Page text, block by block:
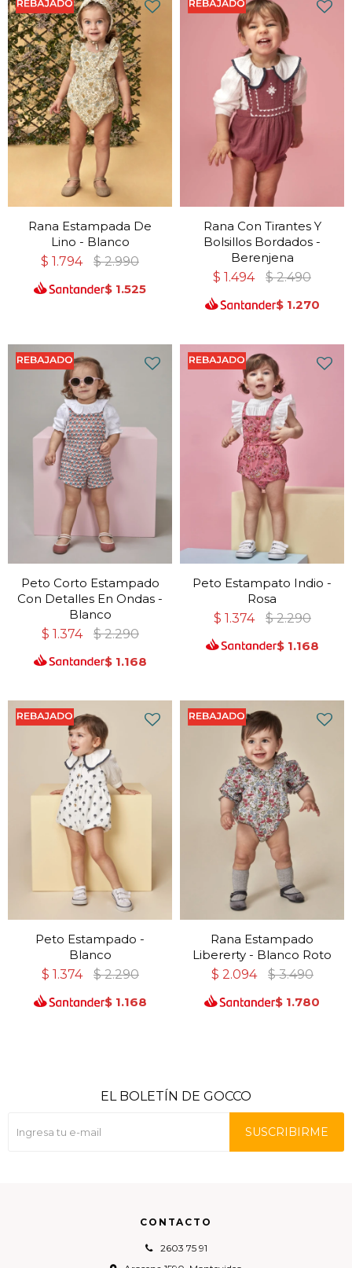
Rana Estampada De
Lino - Blanco
$ 1.794 $ 2.990
$ 1.525
Rana Con Tirantes Y
Bolsillos Bordados -
Berenjena
$ 1.494 $ 2.490
$ 1.270
Peto Corto Estampado
Con Detalles En Ondas -
Blanco
$ 1.374 $ 2.290
$ 1.168
Peto Estampato Indio -
Rosa
$ 1.374 $ 2.290
$ 1.168
Peto Estampado -
Blanco
$ 1.374 $ 2.290
$ 1.168
Rana Estampado
Libererty - Blanco Roto
$ 2.094 $ 3.490
$ 1.780
CONTACTO
2603 75 91
EL BOLETÍN DE GOCCO
SUSCRIBIRME